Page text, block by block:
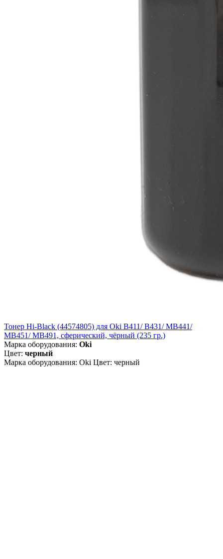
Тонер Hi-Black (44574805) для Oki B411/ B431/ MB441/
MB451/ MB491, сферический, чёрный (235 гр.)
Марка оборудования: Oki
Цвет: черный
Марка оборудования: Oki Цвет: черный